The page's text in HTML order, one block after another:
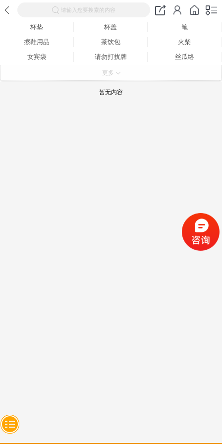
请输入您要搜索的内容
杯垫 杯盖
笔
擦鞋用品
茶饮包
火柴
女宾袋
请勿打扰牌
丝瓜络
鞋拔
更多
暂无内容